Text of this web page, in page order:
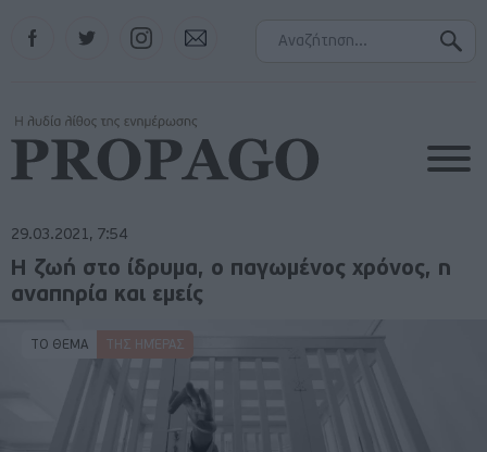
Instagram
29.03.2021, 7:54
ΤΟ ΘΕΜΑ ΤΗΣ ΗΜΈΡΑΣ
Η ζωή στο ίδρυμα, ο παγωμένος χρόνος, η
αναπηρία και εμείς